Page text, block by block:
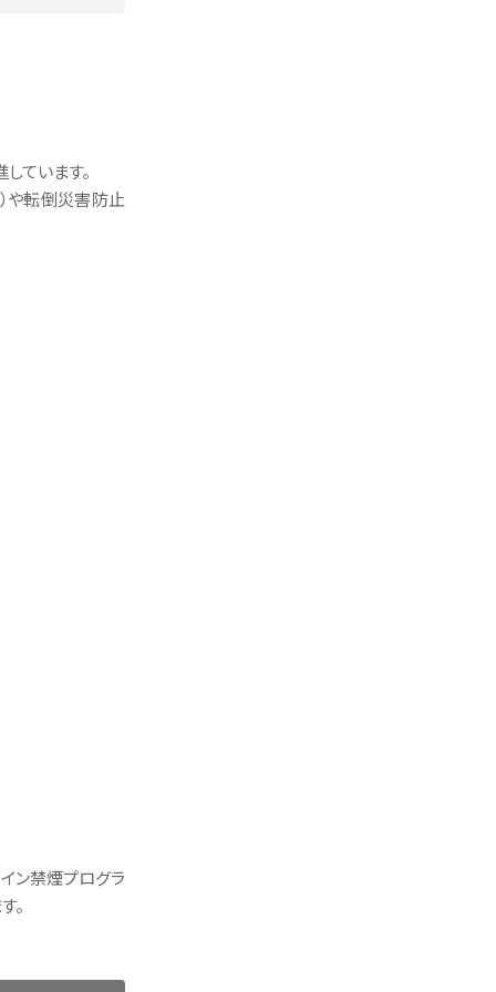
ています。
や転倒災害防止
ン禁煙プログラ
。